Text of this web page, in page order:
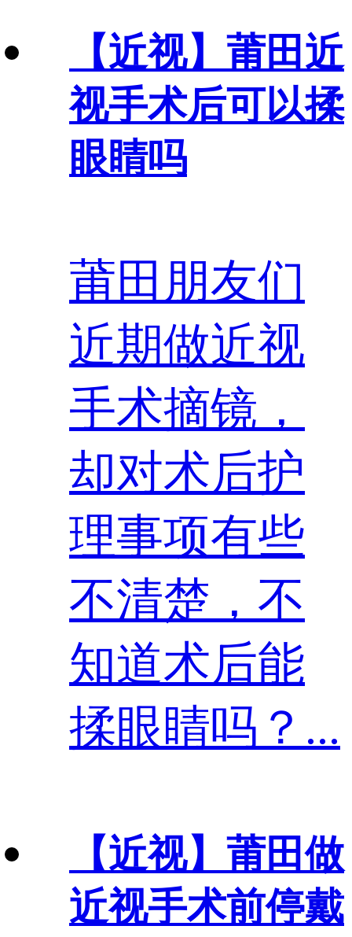
【近视】 莆田近
视手术后可以揉
眼睛吗
莆田朋友们
近期做近视
手术摘镜，
却对术后护
理事项有些
不清楚，不
知道术后能
揉眼睛吗？...
【近视】 莆田做
近视手术前停戴